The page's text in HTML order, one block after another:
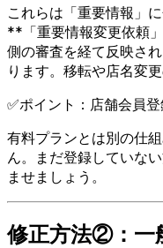
これらは「重要情報」
**「重要情報変更依頼
側の審査を経て反映さ
ります。移転や店名変
✅ポイント：店舗会員
有料プランとは別の仕
ん。まだ登録していな
ませましょう。
修正方法②：一